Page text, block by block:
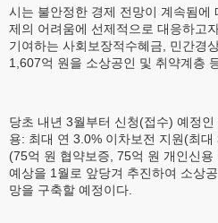
시는 불안정한 경제 전망이 계속됨에
제의 어려움에 선제적으로 대응하고
기여하는 사회보장적수혜금, 민간경
1,607억 원을 소상공인 및 취약계층
당초 내년 3월부터 신청(접수) 예정
용: 최대 연 3.0% 이차보전 지원(최
(75억 원 협약보증, 75억 원 개인신
예상을 1월로 앞당겨 추진하여 소상
망을 구축할 예정이다.